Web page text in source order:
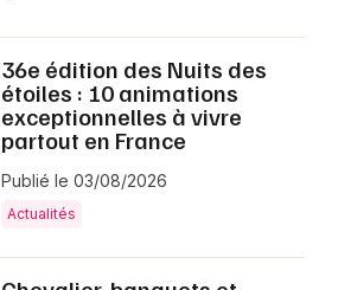
36e édition des Nuits des
étoiles : 10 animations
exceptionnelles à vivre
partout en France
Publié le 03/08/2026
Actualités